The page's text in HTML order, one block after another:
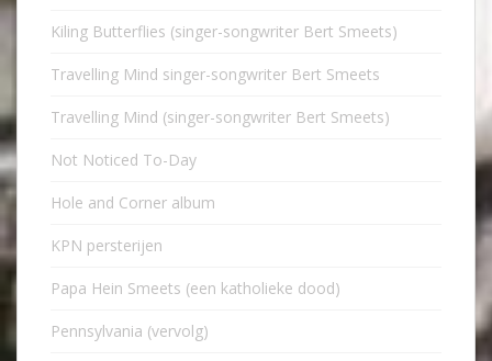
Kiling Butterflies (singer-songwriter Bert Smeets)
Travelling Mind singer-songwriter Bert Smeets
Travelling Mind (singer-songwriter Bert Smeets)
Not Noticed To-Day
Hole and Corner album
KPN persterijen
Papa Hein Smeets (een katholieke dood)
Pennsylvania (vervolg)